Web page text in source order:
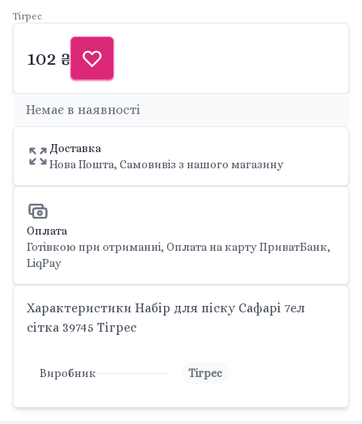
Тігрес
102 ₴
Немає в наявності
Доставка
Нова Пошта, Самовивіз з нашого магазину
Оплата
Готівкою при отриманні, Оплата на карту ПриватБанк,
LiqPay
Характеристики Набір для піску Сафарі 7ел
сітка 39745 Тігрес
Виробник Тігрес